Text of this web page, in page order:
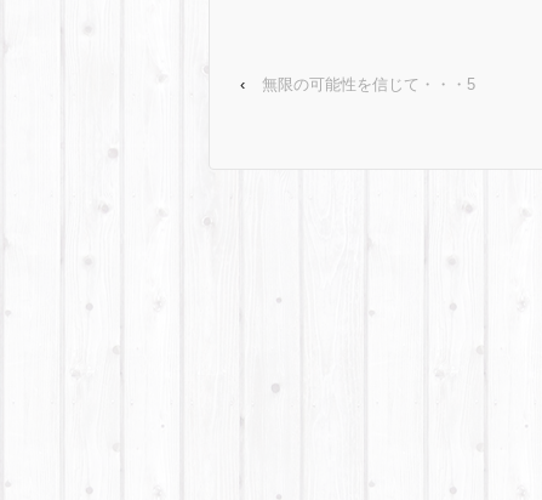
‹ 無限の可能性を信じて・・・5